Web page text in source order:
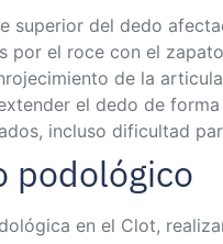
superior del dedo
por el roce con el
de la
el dedo de
incluso dificultad
podológico
en el Clot,